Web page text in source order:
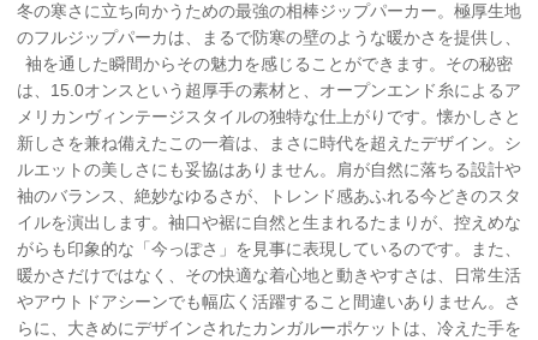
冬の寒さに立ち向かうための最強の相棒ジップパーカー。極厚生地
のフルジップパーカは、まるで防寒の壁のような暖かさを提供し、
袖を通した瞬間からその魅力を感じることができます。その秘密
は、15.0オンスという超厚手の素材と、オープンエンド糸によるア
メリカンヴィンテージスタイルの独特な仕上がりです。懐かしさと
新しさを兼ね備えたこの一着は、まさに時代を超えたデザイン。シ
ルエットの美しさにも妥協はありません。肩が自然に落ちる設計や
袖のバランス、絶妙なゆるさが、トレンド感あふれる今どきのスタ
イルを演出します。袖口や裾に自然と生まれるたまりが、控えめな
がらも印象的な「今っぽさ」を見事に表現しているのです。また、
暖かさだけではなく、その快適な着心地と動きやすさは、日常生活
やアウトドアシーンでも幅広く活躍すること間違いありません。さ
らに、大きめにデザインされたカンガルーポケットは、冷えた手を